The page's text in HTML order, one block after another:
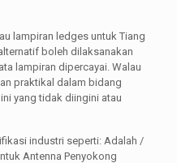
lampiran ledges untuk Tiang
boleh dilaksanakan
lampiran dipercayai. Walau
praktikal dalam bidang
yang tidak diingini atau
industri seperti: Adalah /
Antenna Penyokong